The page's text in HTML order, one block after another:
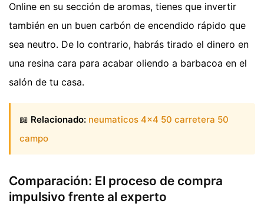
Online en su sección de aromas, tienes que invertir
también en un buen carbón de encendido rápido que
sea neutro. De lo contrario, habrás tirado el dinero en
una resina cara para acabar oliendo a barbacoa en el
salón de tu casa.
📖 Relacionado: neumaticos 4x4 50 carretera 50
campo
Comparación: El proceso de compra
impulsivo frente al experto